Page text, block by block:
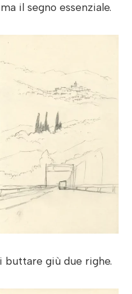
il segno essenziale.
buttare giù due righe.